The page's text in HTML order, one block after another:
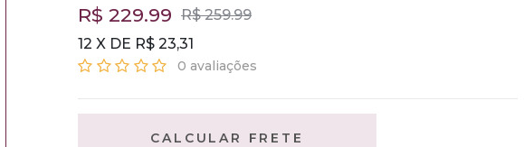
R$ 229.99 R$ 259.99
12 X DE R$ 23,31
0 avaliações
CALCULAR FRETE